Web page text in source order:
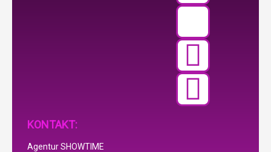
KONTAKT:
Agentur SHOWTIME